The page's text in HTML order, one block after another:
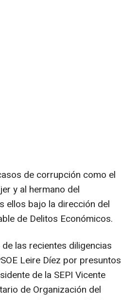
de corrupción como el
y al hermano del
ellos bajo la dirección del
de Delitos Económicos.
las recientes diligencias
Leire Díez por presuntos
de la SEPI Vicente
de Organización del